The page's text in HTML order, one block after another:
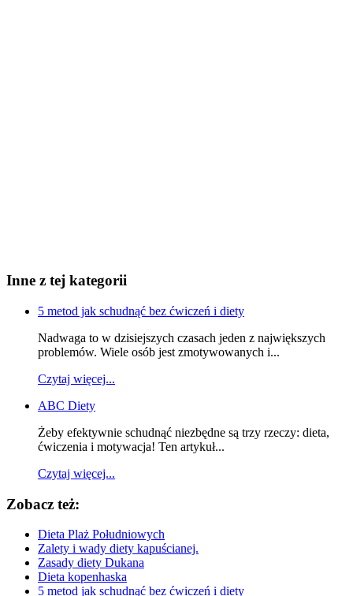
Inne z tej kategorii
5 metod jak schudnąć bez ćwiczeń i diety
Nadwaga to w dzisiejszych czasach jeden z największych
problemów. Wiele osób jest zmotywowanych i...
Czytaj więcej...
ABC Diety
Żeby efektywnie schudnąć niezbędne są trzy rzeczy: dieta,
ćwiczenia i motywacja! Ten artykuł...
Czytaj więcej...
Zobacz też:
Dieta Plaż Południowych
Zalety i wady diety kapuścianej.
Zasady diety Dukana
Dieta kopenhaska
5 metod jak schudnąć bez ćwiczeń i diety